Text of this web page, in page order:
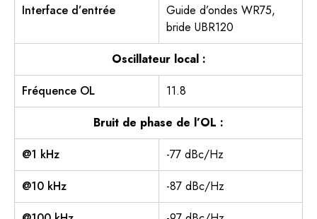
Interface d’entrée
Guide d’ondes WR75,
bride UBR120
Oscillateur local :
Fréquence OL
11.8
Bruit de phase de l’OL :
@1 kHz
-77 dBc/Hz
@10 kHz
-87 dBc/Hz